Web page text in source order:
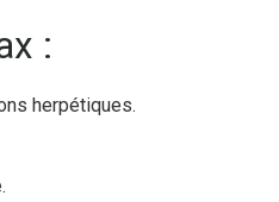
:
herpétiques.